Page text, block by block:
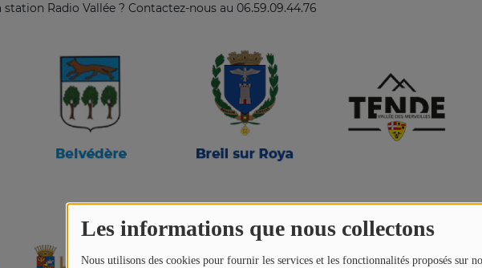
Les informations que nous collectons
Nous utilisons des cookies pour fournir les services et les fonctionnalités proposés sur
Radio Vallée ? Contactez-nous au 06.59.09.44.76